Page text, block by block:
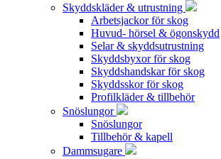
Skyddskläder & utrustning
Arbetsjackor för skog
Huvud- hörsel & ögonskydd
Selar & skyddsutrustning
Skyddsbyxor för skog
Skyddshandskar för skog
Skyddsskor för skog
Profilkläder & tillbehör
Snöslungor
Snöslungor
Tillbehör & kapell
Dammsugare